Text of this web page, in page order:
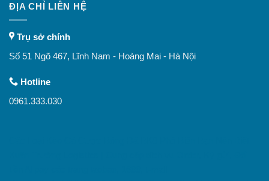
ĐỊA CHỈ LIÊN HỆ
Trụ sở chính
Số 51 Ngõ 467, Lĩnh Nam - Hoàng Mai - Hà Nội
Hotline
0961.333.030